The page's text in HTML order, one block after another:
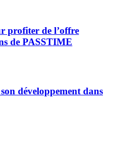
profiter de l’offre
de PASSTIME
développement dans